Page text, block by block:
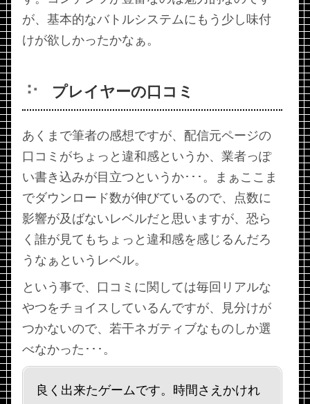
が、基本的なバトルシステムにもう少し味付
けが欲しかったかなぁ。
プレイヤーの口コミ
あくまで筆者の感想ですが、配信元ページの
口コミがちょっと違和感というか、業者っぽ
い書き込みが目立つというか･･･。まぁここま
でダウンロード数が伸びているので、点数に
影響が及ばないレベルだと思いますが、恐ら
く誰が見てもちょっと違和感を感じるんだろ
うなぁというレベル。
という事で、口コミに関しては毎回リアルな
やつをチョイスしているんですが、見分けが
つかないので、若干ネガティブなものしか選
べなかった･･･。
良く出来たゲームです。時間さえかけれ